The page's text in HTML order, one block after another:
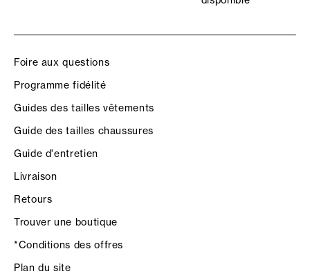
Foire aux questions
Programme fidélité
Guides des tailles vêtements
Guide des tailles chaussures
Guide d'entretien
Livraison
Retours
Trouver une boutique
*Conditions des offres
Plan du site